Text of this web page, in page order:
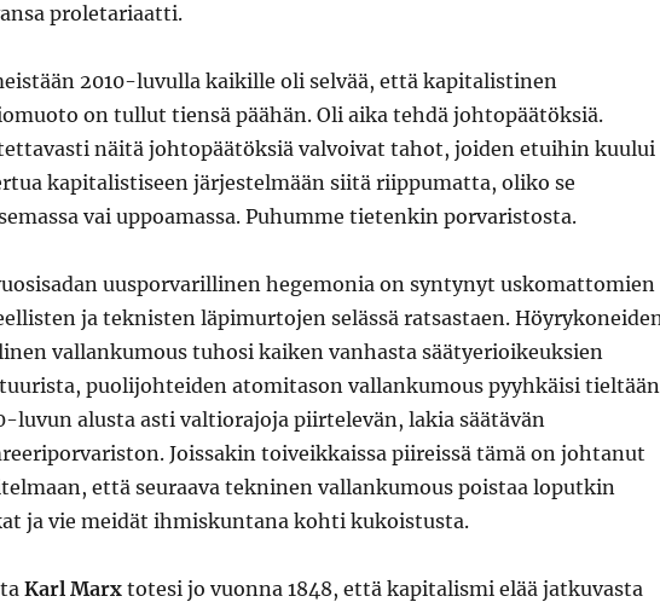
proletariaatti.
2010-luvulla kaikille oli selvää, että kapitalistinen
on tullut tiensä päähän. Oli aika tehdä johtopäätöksiä.
näitä johtopäätöksiä valvoivat tahot, joiden etuihin kuului
kapitalistiseen järjestelmään siitä riippumatta, oliko se
vai uppoamassa. Puhumme tietenkin porvaristosta.
uusporvarillinen hegemonia on syntynyt uskomattomien
ja teknisten läpimurtojen selässä ratsastaen.
vallankumous tuhosi kaiken vanhasta säätyerioikeuksien
puolijohteiden atomitason vallankumous pyyhkäisi tieltään
luvun alusta asti valtiorajoja piirtelevän, lakia säätävän
Joissakin toiveikkaissa piireissä tämä on johtanut
että seuraava tekninen vallankumous poistaa loputkin
ja vie meidät ihmiskuntana kohti kukoistusta.
Karl Marxtotesi jo vuonna 1848, että kapitalismi elää jatkuvasta